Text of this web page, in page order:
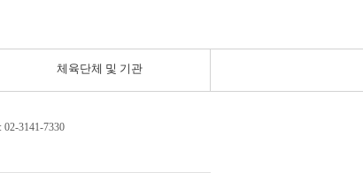
체육단체 및 기관
02-3141-7330